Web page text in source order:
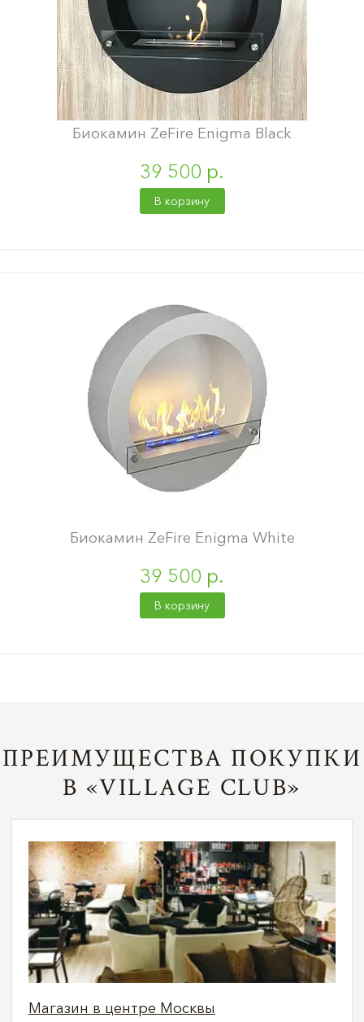
Биокамин ZeFire Enigma Black
39 500 р.
В корзину
Биокамин ZeFire Enigma White
39 500 р.
В корзину
ПРЕИМУЩЕСТВА ПОКУПКИ
В «VILLAGE CLUB»
Магазин в центре Москвы